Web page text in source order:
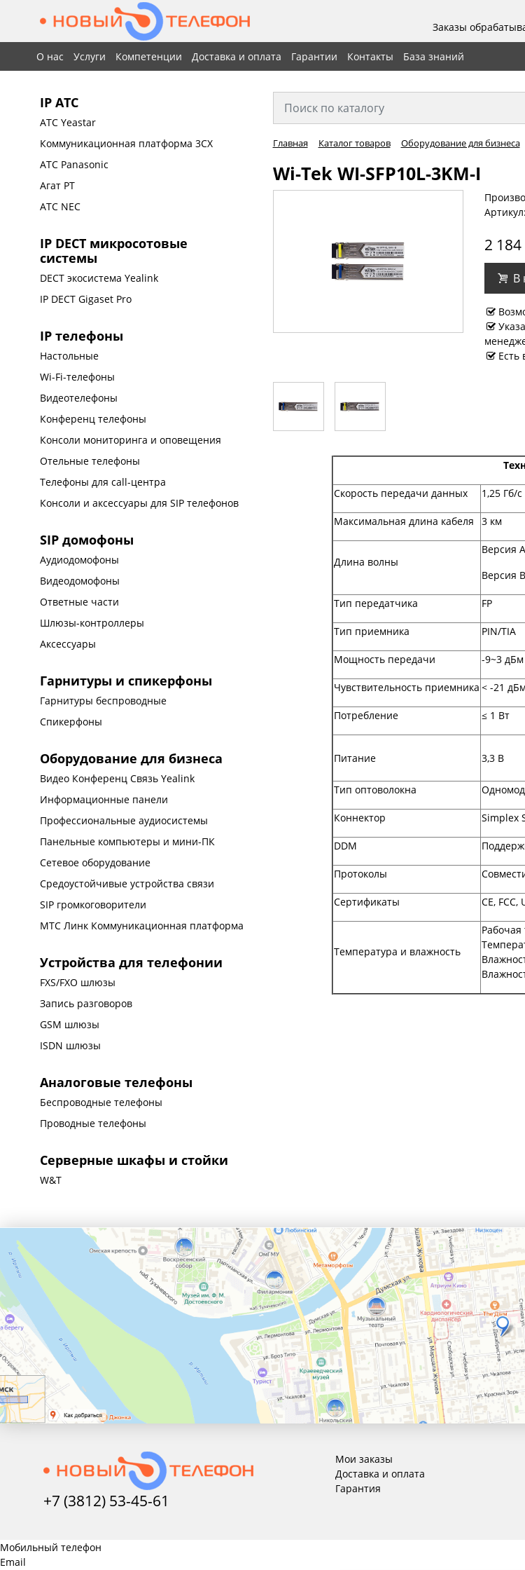
Заказы
О нас Услуги Компетенции Доставка и оплата Гарантии Контакты База знаний
IP АТС
АТС Yeastar
Коммуникационная платформа 3CX
АТС Panasonic
Агат РТ
АТС NEC
IP DECT микросотовые
системы
DECT экосистема Yealink
IP DECT Gigaset Pro
IP телефоны
Настольные
Wi-Fi-телефоны
Видеотелефоны
Конференц телефоны
Консоли мониторинга и оповещения
Отельные телефоны
Телефоны для call-центра
Консоли и аксессуары для SIP телефонов
SIP домофоны
Аудиодомофоны
Видеодомофоны
Ответные части
Шлюзы-контроллеры
Аксессуары
Гарнитуры и спикерфоны
Гарнитуры беспроводные
Спикерфоны
Оборудование для бизнеса
Видео Конференц Связь Yealink
Информационные панели
Профессиональные аудиосистемы
Панельные компьютеры и мини-ПК
Сетевое оборудование
Средоустойчивые устройства связи
SIP громкоговорители
МТС Линк Коммуникационная платформа
Устройства для телефонии
FXS/FXO шлюзы
Запись разговоров
GSM шлюзы
ISDN шлюзы
Аналоговые телефоны
Беспроводные телефоны
Проводные телефоны
Серверные шкафы и стойки
W&T
Главная Каталог товаров Оборудование для бизнеса
Wi-Tek WI-SFP10L-3KM-I
2
В
Есть
Скорость передачи данных 1,25 Гб/c
Максимальная длина кабеля 3 км
Длина волны
Версия
Версия
Тип передатчика FP
Тип приемника PIN/TIA
Мощность передачи -9~3 дБм
Чувствительность приемника < -21 дБм
Потребление ≤ 1 Вт
Питание 3,3 В
Тип оптоволокна
Коннектор Simplex
DDM
Протоколы
Сертификаты CE, FCC,
Температура и влажность
Рабочая
+7 (3812) 53-45-61
Мои заказы
Доставка и оплата
Гарантия
Мобильный телефон
Email